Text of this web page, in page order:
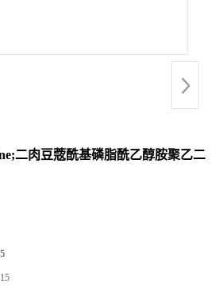
二肉豆蔲酰基磷脂酰乙醇胺聚乙二